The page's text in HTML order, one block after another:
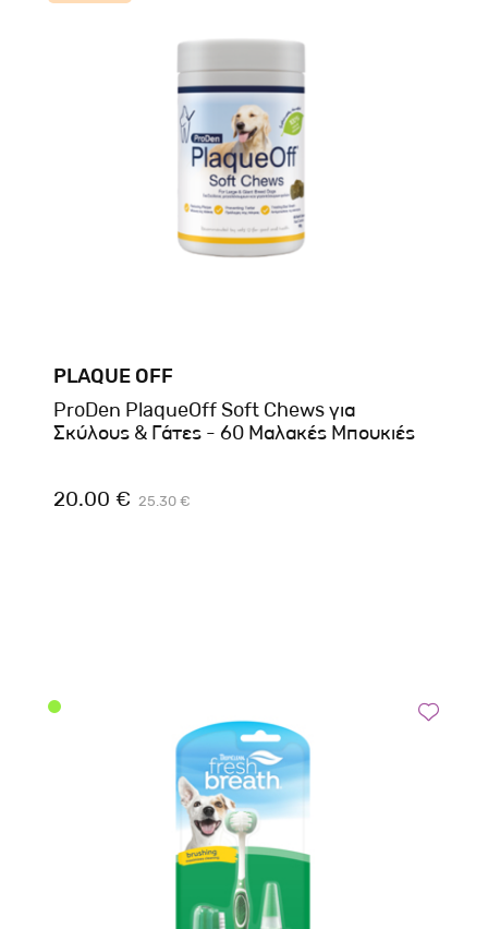
PLAQUE OFF
ProDen PlaqueOff Soft Chews για
Σκύλους & Γάτες - 60 Μαλακές Μπουκιές
20.00 € 25.30 €